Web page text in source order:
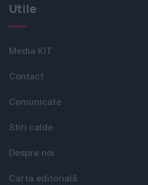
Utile
Media KIT
Contact
Comunicate
Stiri calde
Despre noi
Carta editorială